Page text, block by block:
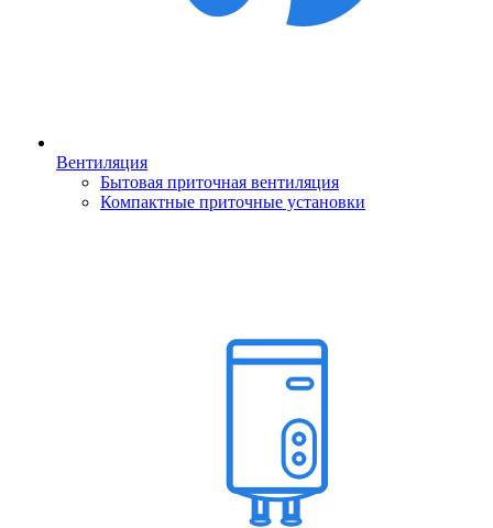
Вентиляция
Бытовая приточная вентиляция
Компактные приточные установки